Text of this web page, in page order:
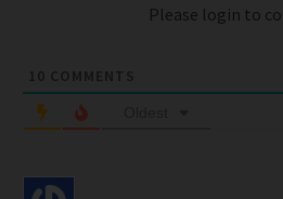
Please login to